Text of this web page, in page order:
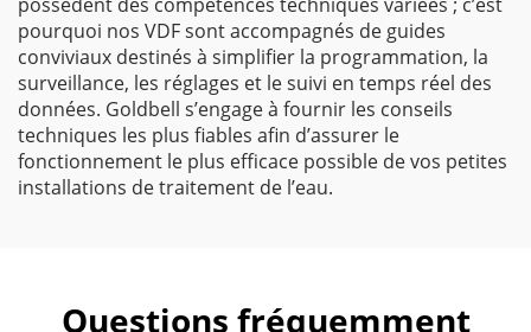
pourquoi nos VDF sont accompagnés de guides
conviviaux destinés à simplifier la programmation, la
surveillance, les réglages et le suivi en temps réel des
données. Goldbell s’engage à fournir les conseils
techniques les plus fiables afin d’assurer le
fonctionnement le plus efficace possible de vos petites
installations de traitement de l’eau.
Questions fréquemment